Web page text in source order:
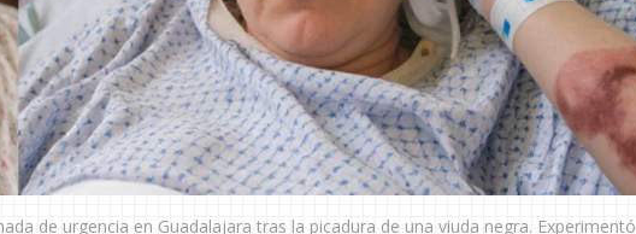
de urgencia en Guadalajara tras la picadura de una viuda negra. Experimentó